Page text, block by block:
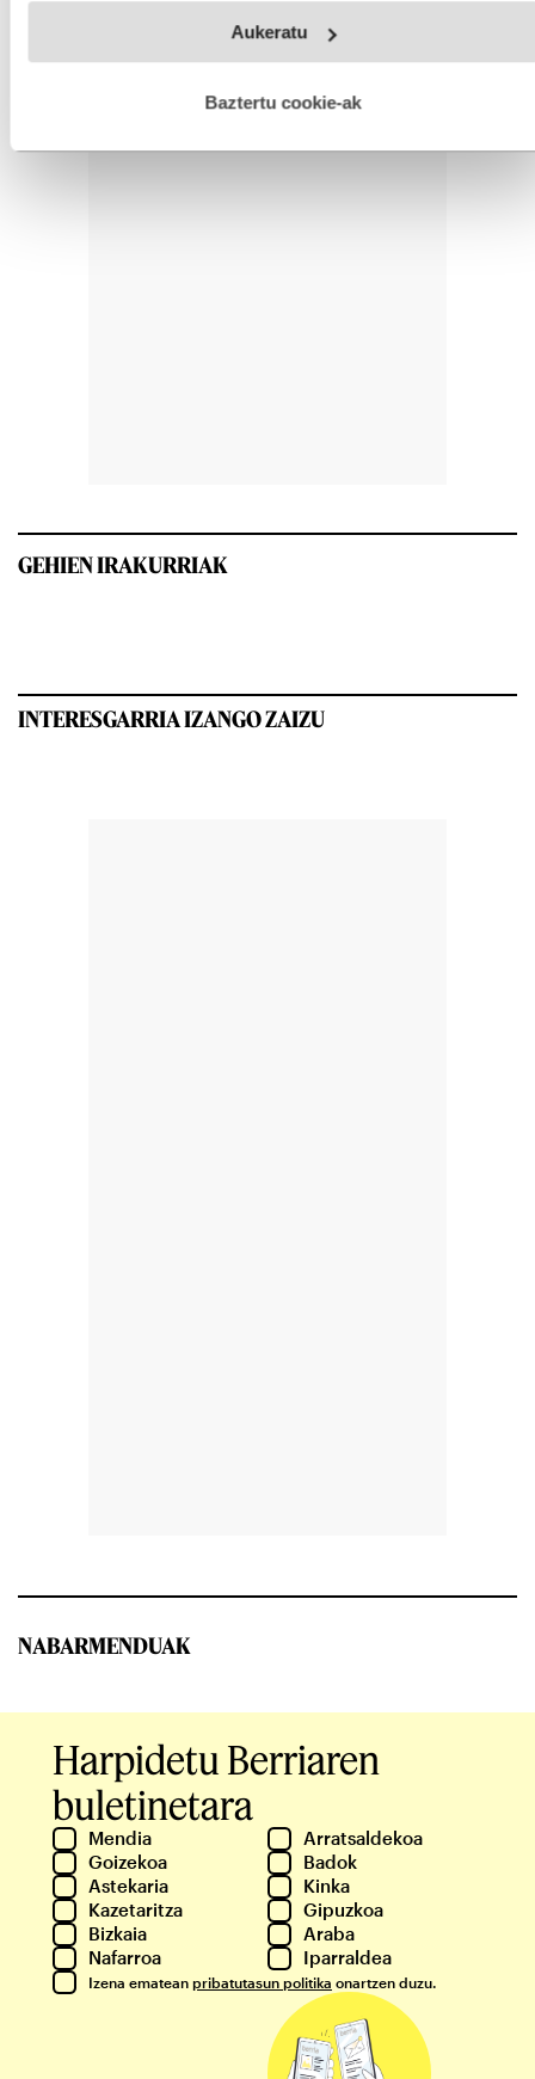
fitxategiak erabiltzen ditu. Zure esperientzia eta zerbitzuak
esplizitua ematen diguzu.Gehiago irakurri
Aukeratu
Baztertu cookie-ak
GEHIEN IRAKURRIAK
INTERESGARRIA IZANGO ZAIZU
NABARMENDUAK
Harpidetu Berriaren
buletinetara
Mendia
Arratsaldekoa
Goizekoa
Badok
Astekaria
Kinka
Kazetaritza
Gipuzkoa
Bizkaia
Araba
Nafarroa
Iparraldea
Izena ematean pribatutasun politika onartzen duzu.